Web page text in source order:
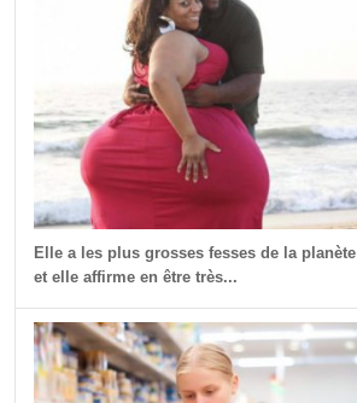
Elle a les plus grosses fesses de la planète
et elle affirme en être très...